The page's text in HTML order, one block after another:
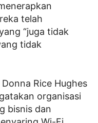
telah
“juga tidak
tidak
Rice Hughes
organisasi
bisnis dan